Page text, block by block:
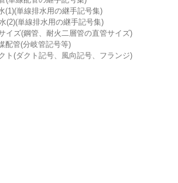
(1)(単線排水用の継手記号集)
(2)(単線排水用の継手記号集)
イズ(鋼管、耐火二層管の直管サイズ)
配管(分岐管記号等)
ト(ダクト記号、風向記号、フランジ)